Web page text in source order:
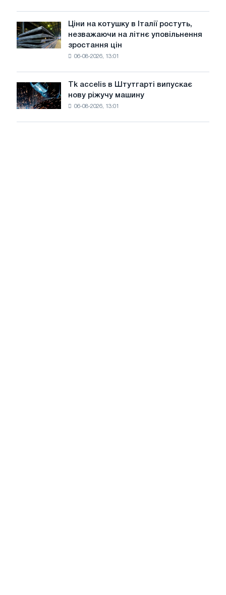
липні
з
року
Ціни
на
котушку
незважаючи
на
уповільнення
Ціни на котушку в Італії ростуть,
незважаючи на літнє уповільнення
зростання цін
06-08-2026, 13:01
Tk
accelis
в
Tk accelis в Штутгарті випускає
нову ріжучу машину
06-08-2026, 13:01